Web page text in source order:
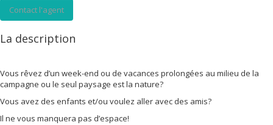
Contact l'agent
La description
Vous rêvez d’un week-end ou de vacances prolongées au milieu de la
campagne ou le seul paysage est la nature?
Vous avez des enfants et/ou voulez aller avec des amis?
Il ne vous manquera pas d’espace!